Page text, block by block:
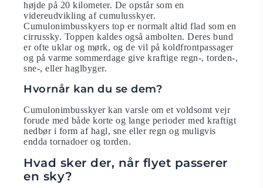
højde på 20 kilometer. De opstår som en
videreudvikling af cumulusskyer.
Cumulonimbusskyers top er normalt altid flad som en
cirrussky. Toppen kaldes også ambolten. Deres bund
er ofte uklar og mørk, og de vil på koldfrontpassager
og på varme sommerdage give kraftige regn-, torden-,
sne-, eller haglbyger.
Hvornår kan du se dem?
Cumulonimbusskyer kan varsle om et voldsomt vejr
forude med både korte og lange perioder med kraftigt
nedbør i form af hagl, sne eller regn og muligvis
endda tornadoer og torden.
Hvad sker der, når flyet passerer
en sky?